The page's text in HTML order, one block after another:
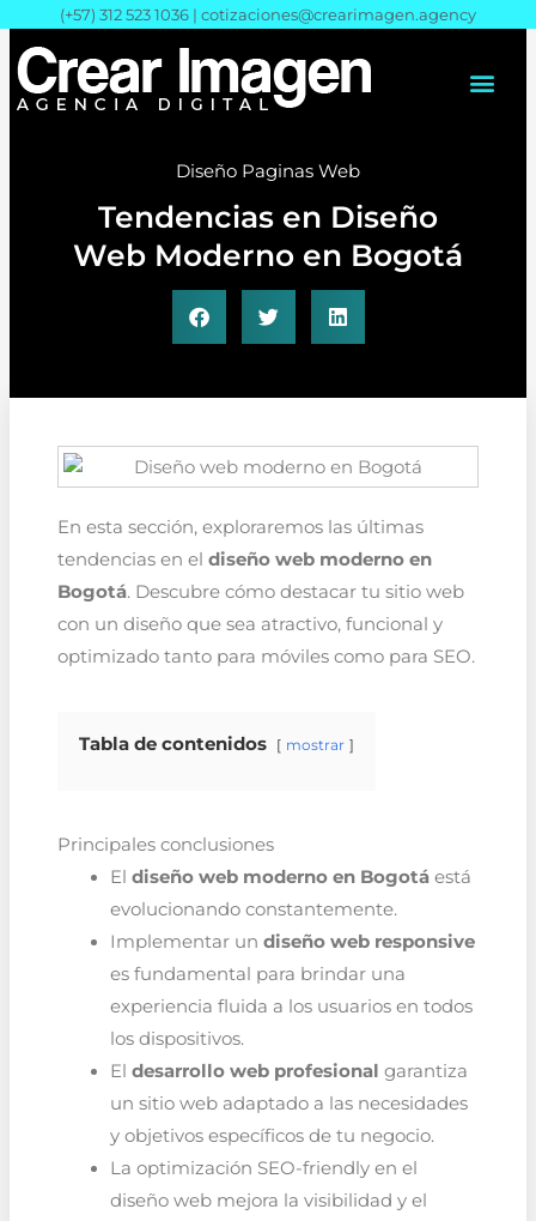
contenido
(+57) 312 523 1036 | cotizaciones@crearimagen.agency
Diseño Paginas Web
Tendencias en Diseño
Web Moderno en Bogotá
En esta sección, exploraremos las últimas
tendencias en el diseño web moderno en
Bogotá. Descubre cómo destacar tu sitio web
con un diseño que sea atractivo, funcional y
optimizado tanto para móviles como para SEO.
Tabla de contenidos mostrar
Principales conclusiones
El diseño web moderno en Bogotáestá
evolucionando constantemente.
Implementar un diseño web responsive
es fundamental para brindar una
experiencia fluida a los usuarios en todos
los dispositivos.
El desarrollo web profesional garantiza
un sitio web adaptado a las necesidades
y objetivos específicos de tu negocio.
La optimización SEO-friendly en el
diseño web mejora la visibilidad y el